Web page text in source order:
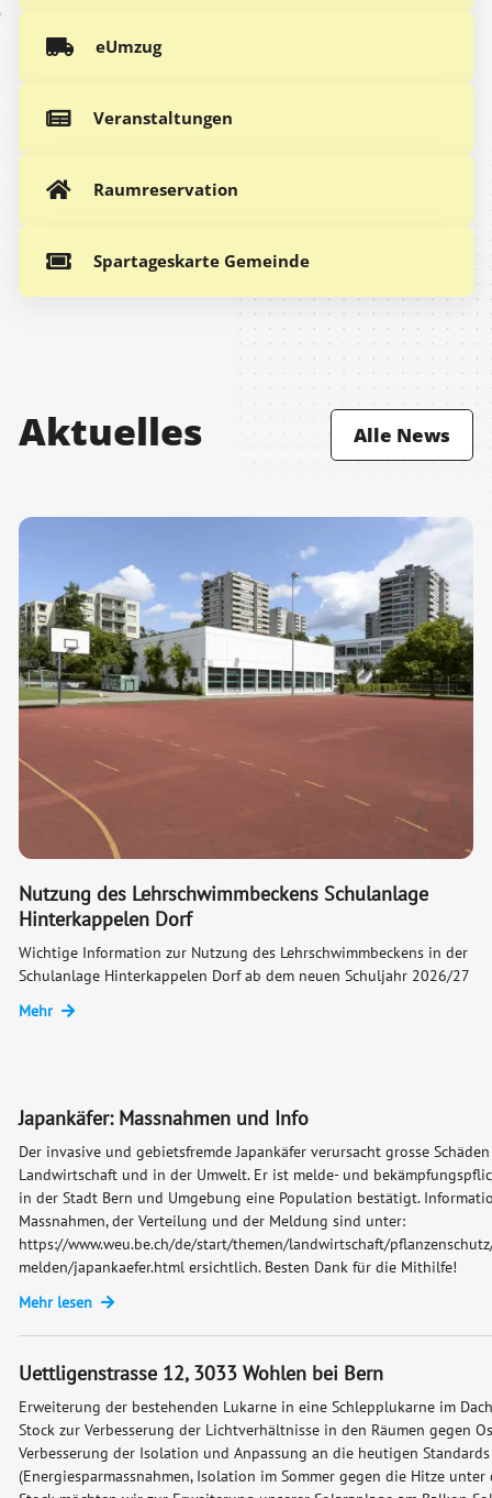
eUmzug
Veranstaltungen
Raumreservation
Spartageskarte Gemeinde
Aktuelles Alle News
Nutzung des Lehrschwimmbeckens Schulanlage
Hinterkappelen Dorf
Wichtige Information zur Nutzung des Lehrschwimmbeckens in der
Schulanlage Hinterkappelen Dorf ab dem neuen Schuljahr 2026/27
Mehr
Japankäfer: Massnahmen und Info
Der invasive und gebietsfremde Japankäfer verursacht grosse
Landwirtschaft und in der Umwelt. Er ist melde- und
in der Stadt Bern und Umgebung eine Population bestätigt.
Massnahmen, der Verteilung und der Meldung sind unter:
https://www.weu.be.ch/de/start/themen/landwirtschaft/
melden/japankaefer.html ersichtlich. Besten Dank für die Mithilfe!
Mehr lesen
Uettligenstrasse 12, 3033 Wohlen bei Bern
Erweiterung der bestehenden Lukarne in eine Schlepplukarne im
Stock zur Verbesserung der Lichtverhältnisse in den Räumen gegen
Verbesserung der Isolation und Anpassung an die heutigen Standards
(Energiesparmassnahmen, Isolation im Sommer gegen die Hitze unter